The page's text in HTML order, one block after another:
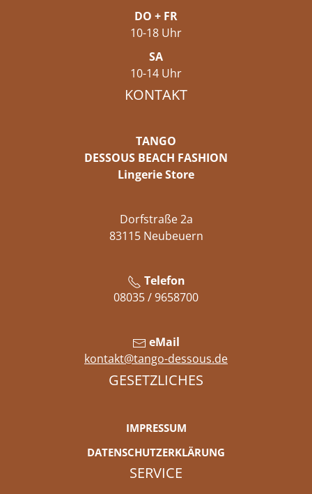
DO + FR
10-18 Uhr
SA
10-14 Uhr
KONTAKT
TANGO
DESSOUS BEACH FASHION
Lingerie Store
Dorfstraße 2a
83115 Neubeuern
Telefon
08035 / 9658700
eMail
kontakt@tango-dessous.de
GESETZLICHES
IMPRESSUM
DATENSCHUTZERKLÄRUNG
SERVICE